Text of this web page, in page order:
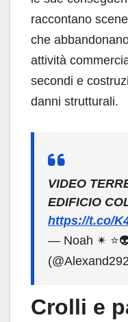
raccontano
che
attività
secondi e
danni strutturali.
VIDEO
EDIFICIO
https://t.co/
— Noah ✴
Crolli e